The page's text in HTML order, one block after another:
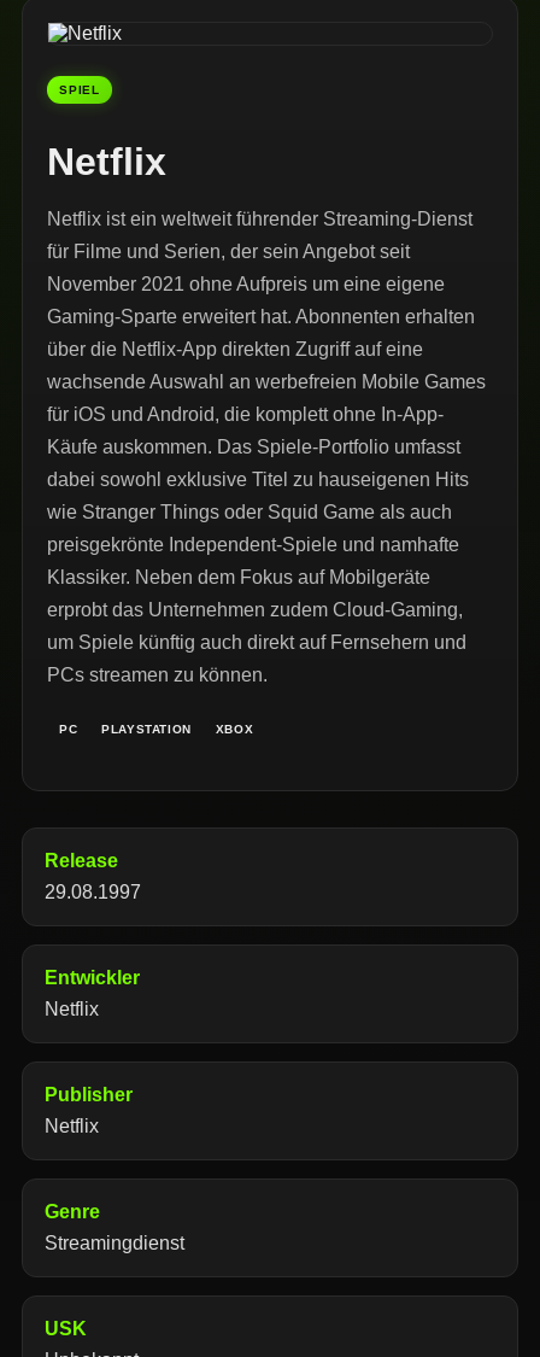
SPIEL
Netflix
Netflix ist ein weltweit führender Streaming-Dienst
für Filme und Serien, der sein Angebot seit
November 2021 ohne Aufpreis um eine eigene
Gaming-Sparte erweitert hat. Abonnenten erhalten
über die Netflix-App direkten Zugriff auf eine
wachsende Auswahl an werbefreien Mobile Games
für iOS und Android, die komplett ohne In-App-
Käufe auskommen. Das Spiele-Portfolio umfasst
dabei sowohl exklusive Titel zu hauseigenen Hits
wie Stranger Things oder Squid Game als auch
preisgekrönte Independent-Spiele und namhafte
Klassiker. Neben dem Fokus auf Mobilgeräte
erprobt das Unternehmen zudem Cloud-Gaming,
um Spiele künftig auch direkt auf Fernsehern und
PCs streamen zu können.
PC PLAYSTATION XBOX
Release
29.08.1997
Entwickler
Netflix
Publisher
Netflix
Genre
Streamingdienst
USK